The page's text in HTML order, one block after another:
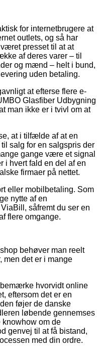
for internetbrugere at
outlets, og så har
presset til at at
af deres varer – til
og mænd – helt i bund,
uden betaling.
at efterse flere e-
Glasfiber Udbygning
man ikke er i tvivl om at
at i tilfælde af at en
salg for en salgspris der
gange være et signal
i hvert fald en del af en
firmaer på nettet.
eller mobilbetaling. Som
nytte af en
såfremt du ser en
flere omgange.
behøver man reelt
men det er i mange
hvorvidt online
eftersom det er en
føjer de danske
løbende gennemses
knowhow om de
genvej til at få bistand,
med din ordre.